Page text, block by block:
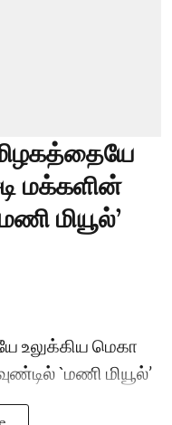
மக்களின்
மியூல்’
உலுக்கிய மெகா
`மணி மியூல்’